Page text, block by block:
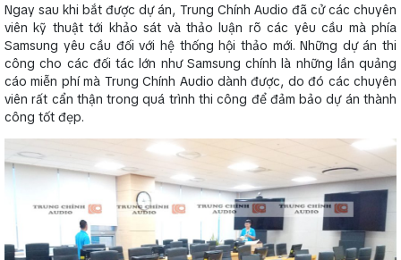
Ngay sau khi bắt được dự án, Trung Chính Audio đã cử các chuyên
viên kỹ thuật tới khảo sát và thảo luận rõ các yêu cầu mà phía
Samsung yêu cầu đối với hệ thống hội thảo mới. Những dự án thi
công cho các đối tác lớn như Samsung chính là những lần quảng
cáo miễn phí mà Trung Chính Audio dành được, do đó các chuyên
viên rất cẩn thận trong quá trình thi công để đảm bảo dự án thành
công tốt đẹp.